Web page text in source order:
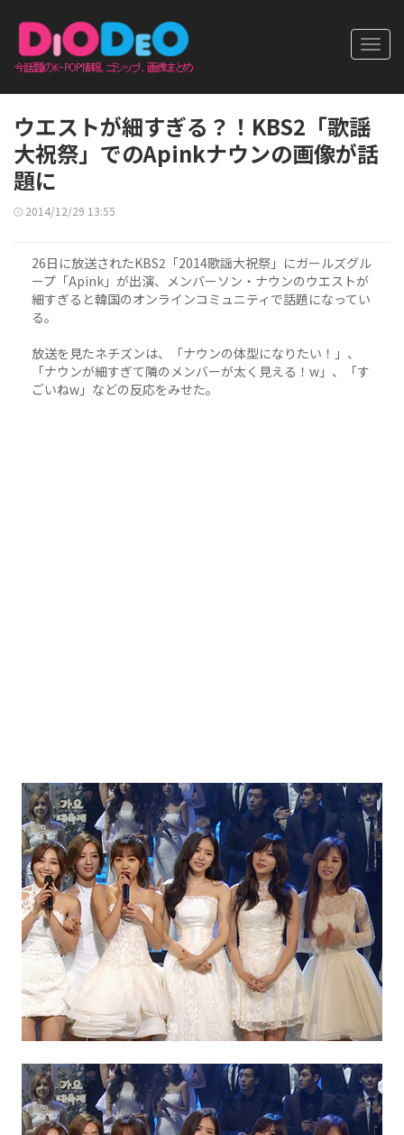
ウエストが細すぎる？！KBS2「歌謡
大祝祭」でのApinkナウンの画像が話
題に
2014/12/29 13:55
26日に放送されたKBS2「2014歌謡大祝祭」にガールズグル
ープ「Apink」が出演、メンバーソン・ナウンのウエストが
細すぎると韓国のオンラインコミュニティで話題になってい
る。
放送を見たネチズンは、「ナウンの体型になりたい！」、
「ナウンが細すぎて隣のメンバーが太く見える！w」、「す
ごいねw」などの反応をみせた。